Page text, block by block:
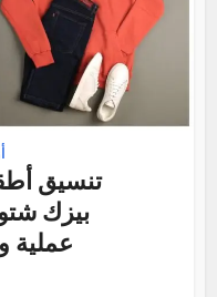
تنسيق
بيزك
عملية